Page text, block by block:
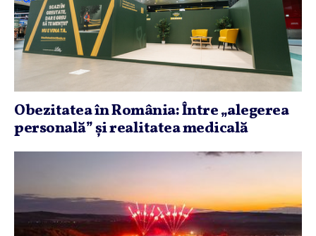
Obezitatea în România: Între „alegerea
personală” şi realitatea medicală